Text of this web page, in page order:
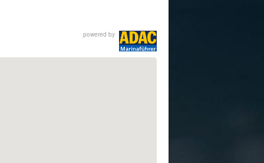
powered by